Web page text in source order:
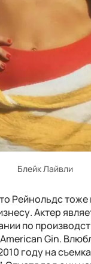
Блейк Лайвли
Рейнольдс
Актер
по
Gin.
году на